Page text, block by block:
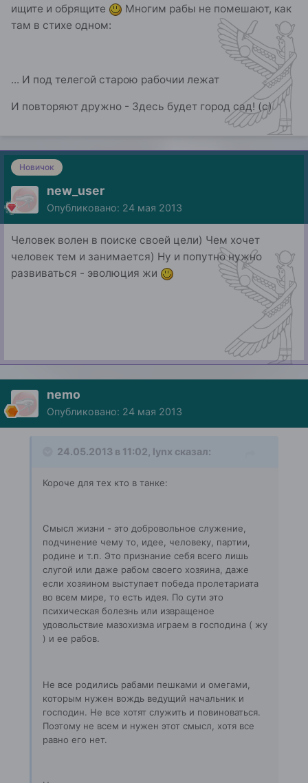
ищите и обрящите
Многим рабы не помешают, как
там в стихе одном:
... И под телегой старою рабочии лежат
И повторяют дружно - Здесь будет город сад! (с)
Новичок
new_user
Опубликовано: 24 мая 2013
Человек волен в поиске своей цели) Чем хочет
человек тем и занимается) Ну и попутно нужно
развиваться - эволюция жи
nemo
Опубликовано: 24 мая 2013
24.05.2013 в 11:02, lynx сказал:
Короче для тех кто в танке:
Смысл жизни - это добровольное служение,
подчинение чему то, идее, человеку, партии,
родине и т.п. Это признание себя всего лишь
слугой или даже рабом своего хозяина, даже
если хозяином выступает победа пролетариата
во всем мире, то есть идея. По сути это
психическая болезнь или извращеное
удовольствие мазохизма играем в господина ( жу
) и ее рабов.
Не все родились рабами пешками и омегами,
которым нужен вождь ведущий начальник и
господин. Не все хотят служить и повиноваться.
Поэтому не всем и нужен этот смысл, хотя все
равно его нет.